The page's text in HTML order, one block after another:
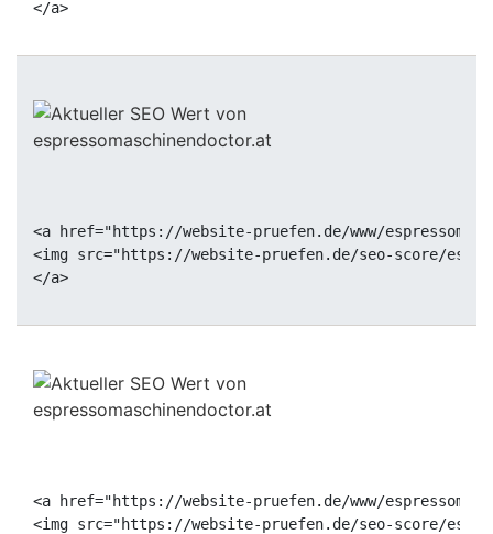
<a href="https://website-pruefen.de/www/
<img src="https://website-pruefen.de/seo-score/
<a href="https://website-pruefen.de/www/
<img src="https://website-pruefen.de/seo-score/